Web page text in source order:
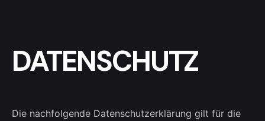
DATENSCHUTZ
Die nachfolgende Datenschutzerklärung gilt für die